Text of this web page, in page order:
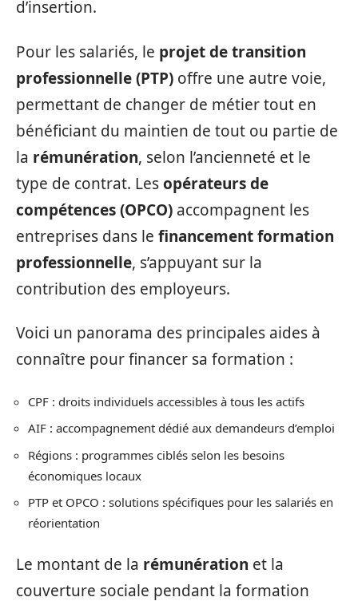
d’insertion.
Pour les salariés, le projet de transition
professionnelle (PTP) offre une autre voie,
permettant de changer de métier tout en
bénéficiant du maintien de tout ou partie de
la rémunération, selon l’ancienneté et le
type de contrat. Lesopérateurs de
compétences (OPCO) accompagnent les
entreprises dans le financement formation
professionnelle, s’appuyant sur la
contribution des employeurs.
Voici un panorama des principales aides à
connaître pour financer sa formation :
CPF : droits individuels accessibles à tous les actifs
AIF : accompagnement dédié aux demandeurs d’emploi
Régions : programmes ciblés selon les besoins
économiques locaux
PTP et OPCO : solutions spécifiques pour les salariés en
réorientation
Le montant de la rémunération et la
couverture sociale pendant la formation